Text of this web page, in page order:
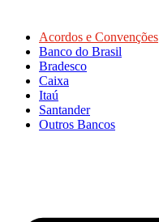
Acordos e Convenções
Banco do Brasil
Bradesco
Caixa
Itaú
Santander
Outros Bancos